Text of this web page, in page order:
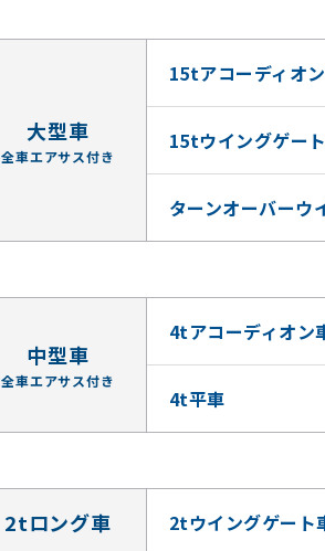
大型車
全車エアサス付き
15tアコーディオ
15tウイングゲー
ターンオーバーウ
中型車
全車エアサス付き
4tアコーディオン
4t平車
2tロング車 2tウイングゲート